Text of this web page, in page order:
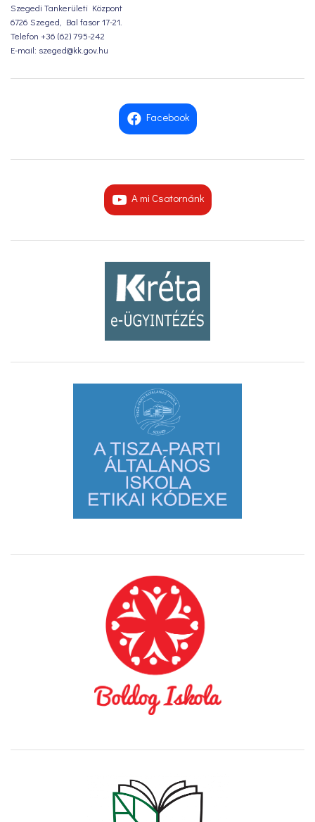
Szegedi Tankerületi Központ
6726 Szeged, Bal fasor 17-21.
Telefon +36 (62) 795-242
E-mail: szeged@kk.gov.hu
Facebook
A mi Csatornánk